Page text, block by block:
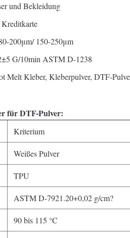
und Bekleidung
200μm/ 150-250μm
G/10min ASTM D-1238
Melt Kleber, Kleberpulver, DTF-
für DTF-Pulver:
Kriterium
Weißes Pulver
TPU
ASTM D-7921.20+0,02 g/cm?
90 bis 115 °C